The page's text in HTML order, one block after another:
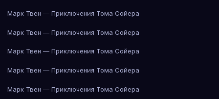
Марк Твен — Приключения Тома Сойера
Марк Твен — Приключения Тома Сойера
Марк Твен — Приключения Тома Сойера
Марк Твен — Приключения Тома Сойера
Марк Твен — Приключения Тома Сойера